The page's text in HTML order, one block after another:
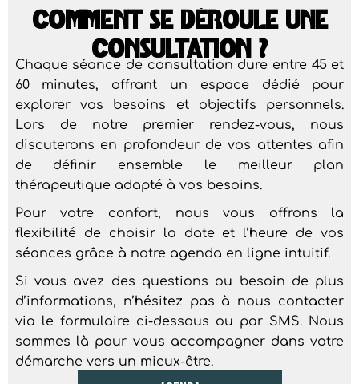
COMMENT SE DÉROULE UNE
CONSULTATION ?
Chaque séance de consultation dure entre 45 et
60 minutes, offrant un espace dédié pour
explorer vos besoins et objectifs personnels.
Lors de notre premier rendez-vous, nous
discuterons en profondeur de vos attentes afin
de définir ensemble le meilleur plan
thérapeutique adapté à vos besoins.
Pour votre confort, nous vous offrons la
flexibilité de choisir la date et l’heure de vos
séances grâce à notre agenda en ligne intuitif.
Si vous avez des questions ou besoin de plus
d’informations, n’hésitez pas à nous contacter
via le formulaire ci-dessous ou par SMS. Nous
sommes là pour vous accompagner dans votre
démarche vers un mieux-être.